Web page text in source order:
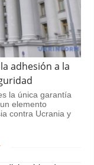
adhesión a la
la única garantía
elemento
contra Ucrania y